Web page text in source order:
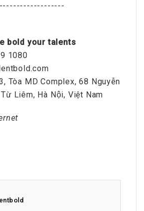
bold your talents
1080
Tòa MD Complex, 68 Nguyễn
Liêm, Hà Nội, Việt Nam